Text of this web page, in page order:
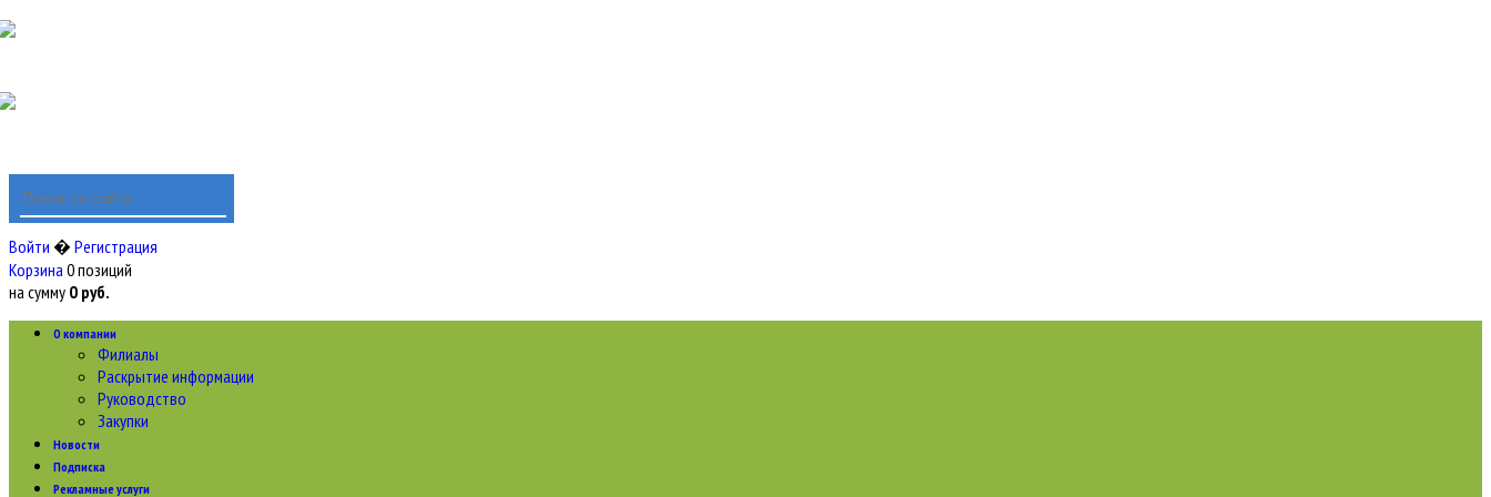
Войти � Регистрация
Корзина 0 позиций
на сумму 0 руб.
О компании
Филиалы
Раскрытие информации
Руководство
Закупки
Новости
Подписка
Рекламные услуги